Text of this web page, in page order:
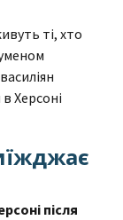
ті, хто
Херсоні
після